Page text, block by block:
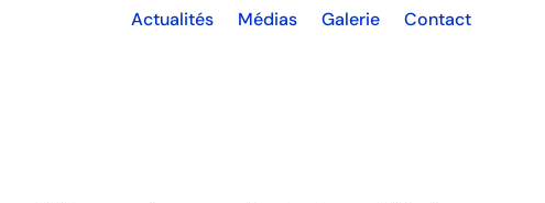
Actualités Médias Galerie Contact